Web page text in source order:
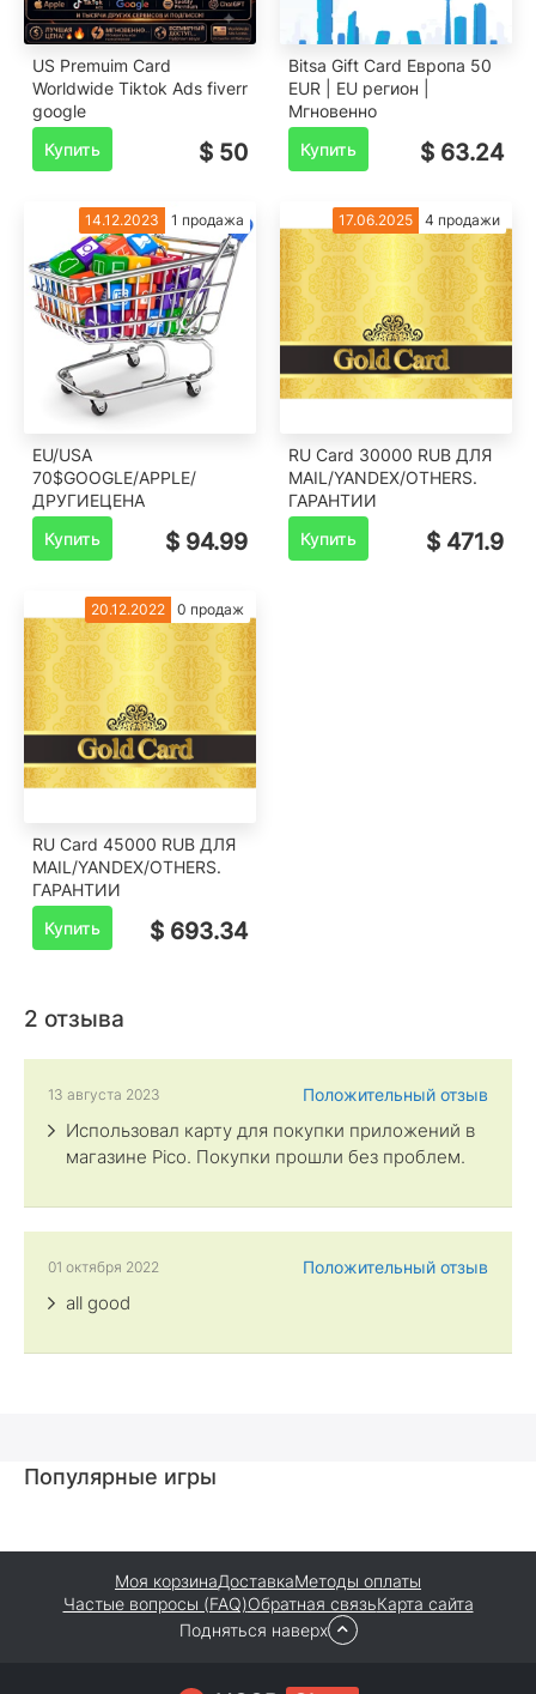
US Premuim Card
Worldwide Tiktok Ads fiverr
google
Купить
$ 50
Bitsa Gift Card Европа 50
EUR | EU регион |
Мгновенно
Купить
$ 63.24
14.12.2023 1 продажа
EU/USA
70$️GOOGLE/APPLE/
ДРУГИЕ️ЦЕНА
Купить
$ 94.99
17.06.2025 4 продажи
RU Card 30000 RUB ДЛЯ
MAIL/YANDEX/OTHERS.
ГАРАНТИИ
Купить
$ 471.9
20.12.2022 0 продаж
RU Card 45000 RUB ДЛЯ
MAIL/YANDEX/OTHERS.
ГАРАНТИИ
Купить
$ 693.34
2 отзыва
Положительный отзыв
13 августа 2023
Использовал карту для покупки приложений в
магазине Pico. Покупки прошли без проблем.
Положительный отзыв
01 октября 2022
all good
Популярные игры
Моя корзинаДоставкаМетоды оплаты
Частые вопросы (FAQ)Обратная связьКарта сайта
Подняться наверх